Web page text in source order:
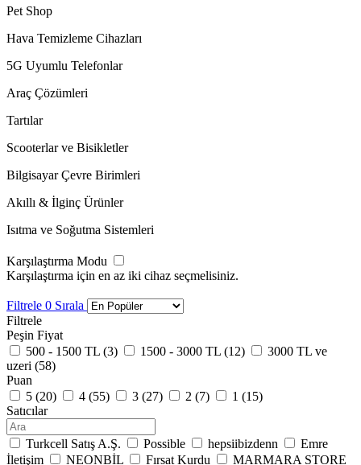
Pet Shop
Hava Temizleme Cihazları
5G Uyumlu Telefonlar
Araç Çözümleri
Tartılar
Scooterlar ve Bisikletler
Bilgisayar Çevre Birimleri
Akıllı & İlginç Ürünler
Isıtma ve Soğutma Sistemleri
Karşılaştırma Modu
Karşılaştırma için en az iki cihaz seçmelisiniz.
Filtrele 0 Sırala
Filtrele
Peşin Fiyat
500 - 1500 TL (3) 1500 - 3000 TL (12)
3000 TL ve
uzeri (58)
Puan
5 (20) 4 (55) 3 (27) 2 (7) 1 (15)
Satıcılar
Turkcell Satış A.Ş. Possible hepsiibizdenn
Emre
İletişim
NEONBİL Fırsat Kurdu MARMARA STORE